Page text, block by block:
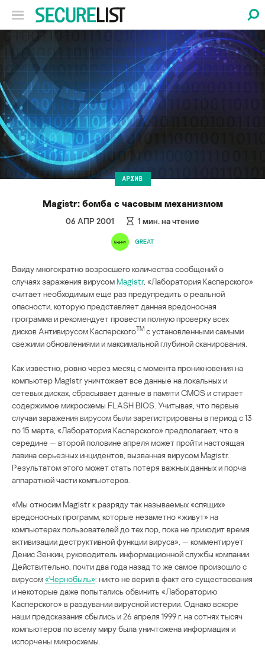
АРХИВ
Magistr: бомба с часовым механизмом
06 АПР 2001 1 мин. на чтение
GREAT
Ввиду многократно возросшего количества сообщений о
случаях заражения вирусомMagistr, «Лаборатория Касперского»
считает необходимым еще раз предупредить о реальной
опасности, которую представляет данная вредоносная
программа и рекомендует провести полную проверку всех
дисков Антивирусом КасперскогоTM с установленными самыми
свежими обновлениями и максимальной глубиной сканирования.
Как известно, ровно через месяц с момента проникновения на
компьютер Magistr уничтожает все данные на локальных и
сетевых дисках, сбрасывает данные в памяти CMOS и стирает
содержимое микросхемы FLASH BIOS. Учитывая, что первые
случаи заражения вирусом были зарегистрированы в период с 13
по 15 марта, «Лаборатория Касперского» предполагает, что в
середине — второй половине апреля может пройти настоящая
лавина серьезных инцидентов, вызванная вирусом Magistr.
Результатом этого может стать потеря важных данных и порча
аппаратной части компьютеров.
«Мы относим Magistr к разряду так называемых «спящих»
вредоносных программ, которые незаметно «живут» на
компьютерах пользователей до тех пор, пока не приходит время
активизации деструктивной функции вируса», — комментирует
Денис Зенкин, руководитель информационной службы компании.
Действительно, почти два года назад то же самое произошло с
вирусом«Чернобыль»: никто не верил в факт его существования
и некоторые даже попытались обвинить «Лабораторию
Касперского» в раздувании вирусной истерии. Однако вскоре
наши предсказания сбылись и 26 апреля 1999 г. на сотнях тысяч
компьютеров по всему миру была уничтожена информация и
испорчены микросхемы.